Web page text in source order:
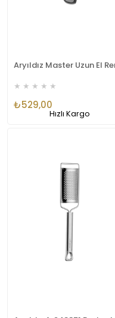
★ ★ ★ ★ ★
₺529,00
Hızlı Kargo